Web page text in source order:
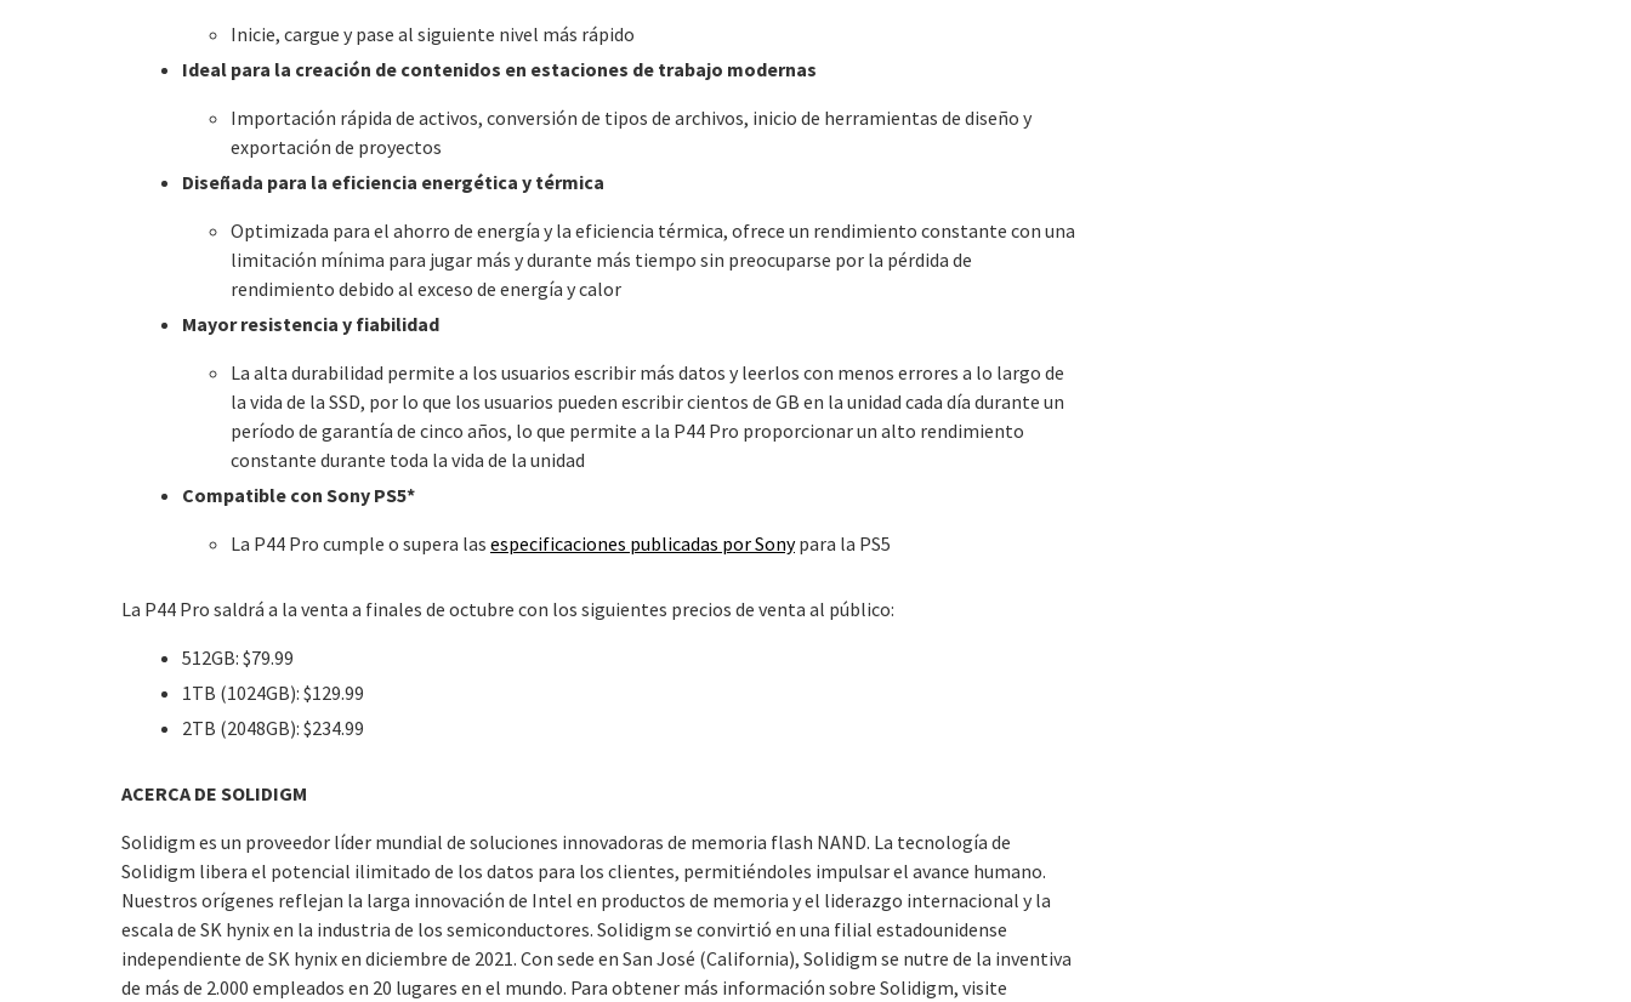
Inicie, cargue y pase al siguiente nivel más rápido
Ideal para la creación de contenidos en estaciones de trabajo modernas
Importación rápida de activos, conversión de tipos de archivos, inicio de herramientas de diseño y
exportación de proyectos
Diseñada para la eficiencia energética y térmica
Optimizada para el ahorro de energía y la eficiencia térmica, ofrece un rendimiento constante con una
limitación mínima para jugar más y durante más tiempo sin preocuparse por la pérdida de
rendimiento debido al exceso de energía y calor
Mayor resistencia y fiabilidad
La alta durabilidad permite a los usuarios escribir más datos y leerlos con menos errores a lo largo de
la vida de la SSD, por lo que los usuarios pueden escribir cientos de GB en la unidad cada día durante un
período de garantía de cinco años, lo que permite a la P44 Pro proporcionar un alto rendimiento
constante durante toda la vida de la unidad
Compatible con Sony PS5*
La P44 Pro cumple o supera las especificaciones publicadas por Sonypara la PS5
La P44 Pro saldrá a la venta a finales de octubre con los siguientes precios de venta al público:
512GB: $79.99
1TB (1024GB): $129.99
2TB (2048GB): $234.99
ACERCA DE SOLIDIGM
Solidigm es un proveedor líder mundial de soluciones innovadoras de memoria flash NAND. La tecnología de
Solidigm libera el potencial ilimitado de los datos para los clientes, permitiéndoles impulsar el avance humano.
Nuestros orígenes reflejan la larga innovación de Intel en productos de memoria y el liderazgo internacional y la
escala de SK hynix en la industria de los semiconductores. Solidigm se convirtió en una filial estadounidense
independiente de SK hynix en diciembre de 2021. Con sede en San José (California), Solidigm se nutre de la inventiva
de más de 2.000 empleados en 20 lugares en el mundo. Para obtener más información sobre Solidigm, visite